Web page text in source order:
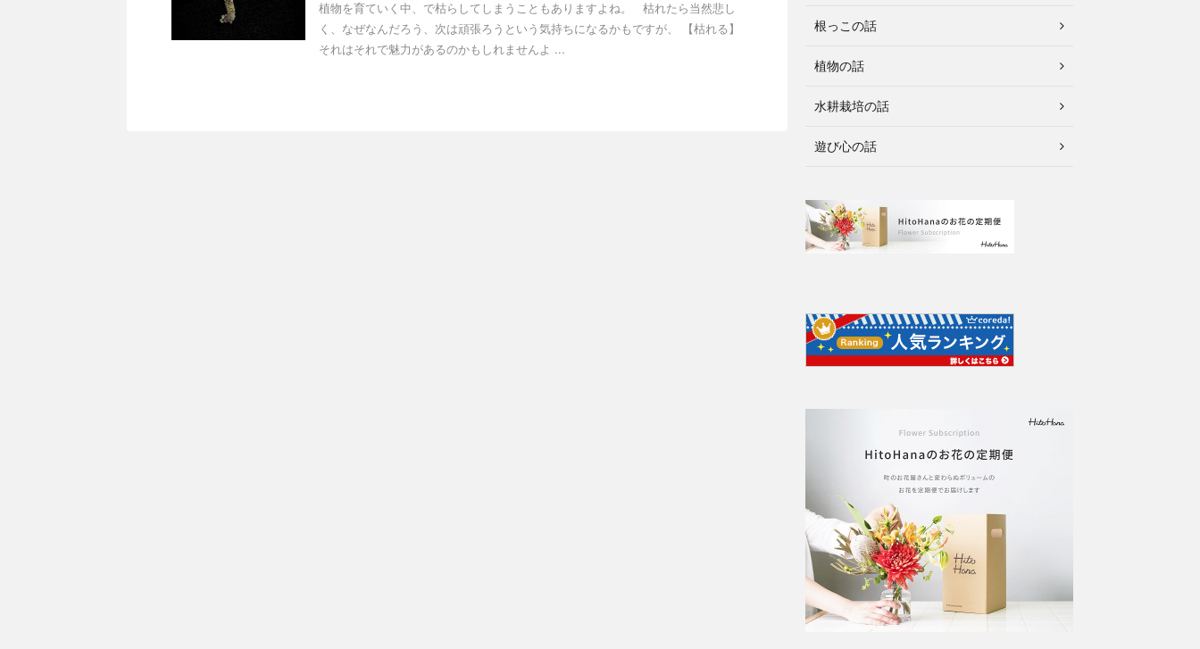
植物を育ていく中、で枯らしてしまうこともありますよね。 枯れたら当然悲し
く、なぜなんだろう、次は頑張ろうという気持ちになるかもですが、 【枯れる】
それはそれで魅力があるのかもしれませんよ ...
根っこの話
植物の話
水耕栽培の話
遊び心の話